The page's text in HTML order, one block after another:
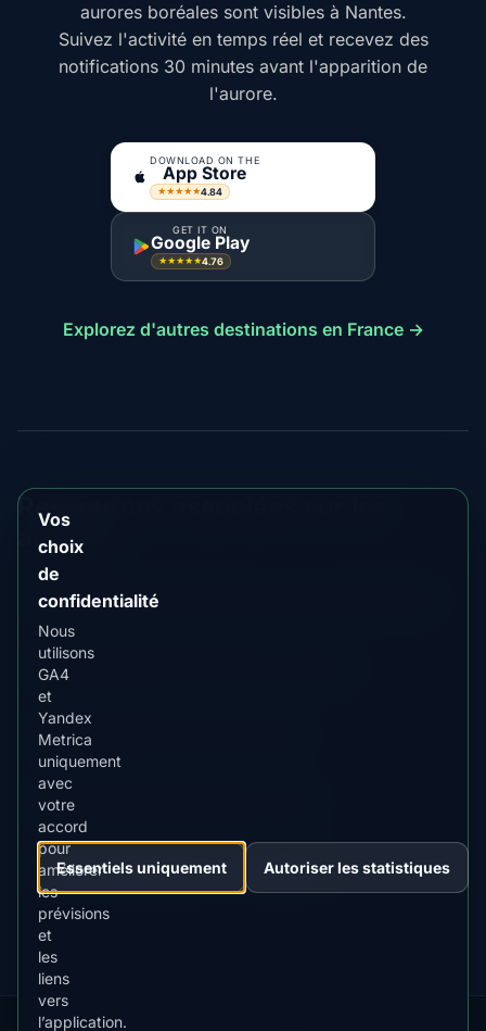
aurores boréales sont visibles à Nantes.
Suivez l'activité en temps réel et recevez des
notifications 30 minutes avant l'apparition de
l'aurore.
DOWNLOAD ON THE
App Store
★★★★★4.84
GET IT ON
Google Play
★★★★★4.76
Explorez d'autres destinations en France →
Ressources associées sur les
aurores
📊 Direct
Données
en
direct
Prévision d'aurore en cours pour Nantes
📖 Guide
Contenu
guide
📖 Guide
Contenu
guide
📖 Guide
Contenu
guide
⭐ Premium
Destination
premium
Comparer avec Fairbanks
Vos
choix
de
confidentialité
Nous
utilisons
GA4
et
Yandex
Metrica
uniquement
avec
votre
accord
pour
améliorer
les
prévisions
et
les
liens
vers
l’application.
Essentiels uniquement Autoriser les statistiques